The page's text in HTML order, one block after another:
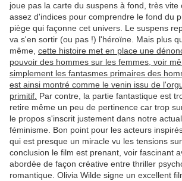
joue pas la carte du suspens à fond, très vite
assez d'indices pour comprendre le fond du
piège qui façonne cet univers. Le suspens
va s'en sortir (ou pas !) l'héroïne. Mais plus
même, cette histoire met en place une
pouvoir des hommes sur les femmes, voir
simplement les fantasmes primaires des
est ainsi montré comme le venin issu de
primitif. Par contre, la partie fantastique est
retire même un peu de pertinence car trop
le propos s'inscrit justement dans notre
féminisme. Bon point pour les acteurs
qui est presque un miracle vu les tensions
conclusion le film est prenant, voir fascinant
abordée de façon créative entre thriller
romantique. Olivia Wilde signe un excellent